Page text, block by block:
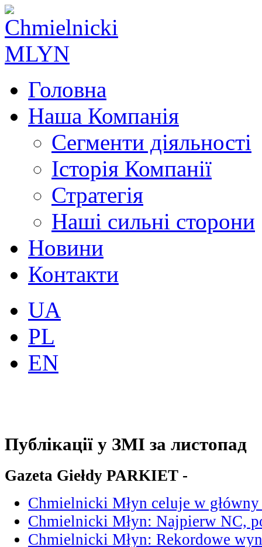
Головна
Наша Компанія
Сегменти діяльності
Історія Компанії
Стратегія
Наші сильні сторони
Новини
Контакти
UA
PL
EN
Публікації у ЗМІ за листопад
Gazeta Giełdy PARKIET -
Chmielnicki Młyn celuje w
Chmielnicki Młyn: Najpierw NC,
Chmielnicki Młyn: Rekordowe